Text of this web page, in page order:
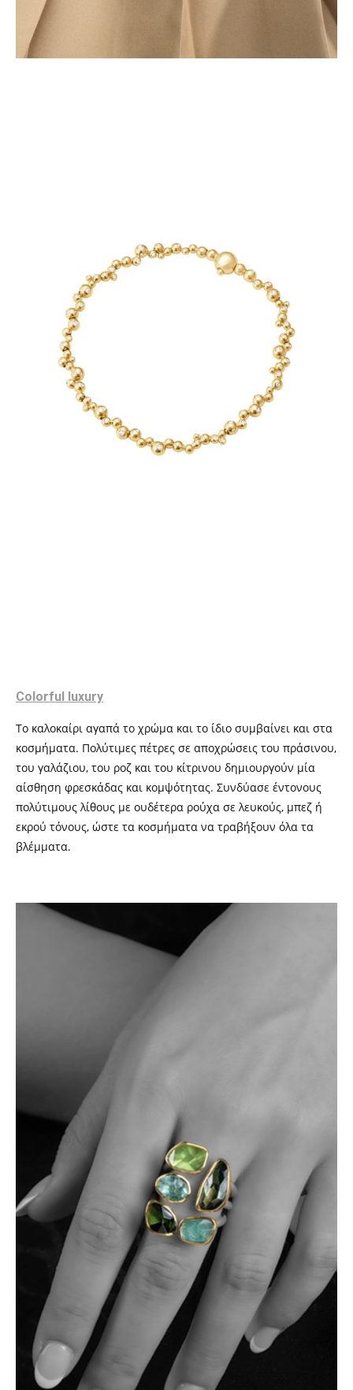
Colorful luxury
Το καλοκαίρι αγαπά το χρώμα και το ίδιο συμβαίνει και στα
κοσμήματα. Πολύτιμες πέτρες σε αποχρώσεις του πράσινου,
του γαλάζιου, του ροζ και του κίτρινου δημιουργούν μία
αίσθηση φρεσκάδας και κομψότητας. Συνδύασε έντονους
πολύτιμους λίθους με ουδέτερα ρούχα σε λευκούς, μπεζ ή
εκρού τόνους, ώστε τα κοσμήματα να τραβήξουν όλα τα
βλέμματα.